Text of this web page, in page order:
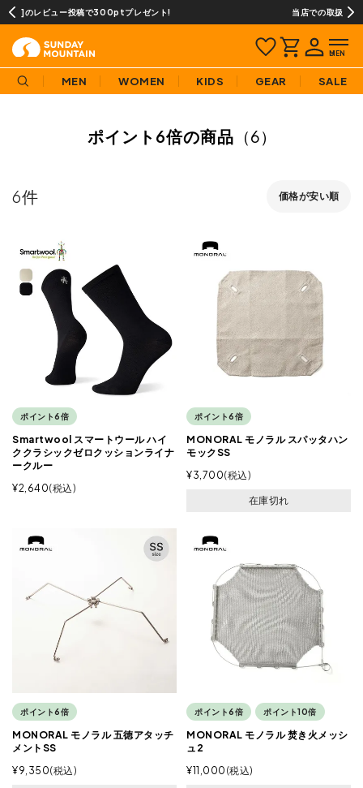
ト! 当店での取扱商品は全て正規品です
MEN WOMEN KIDS GEAR SALE
ポイント6倍の商品 （6）
価格が安い順
6
ポイント6倍
Smartwool スマートウール ハイ
ククラシックゼロクッションライナ
ークルー
¥2,640 税込
ポイント6倍
MONORAL モノラル スパッタハン
モックSS
¥3,700 税込
在庫切れ
ポイント6倍
MONORAL モノラル 五徳アタッチ
メントSS
¥9,350 税込
ポイント6倍 ポイント10倍
MONORAL モノラル 焚き火メッシ
ュ2
¥11,000 税込